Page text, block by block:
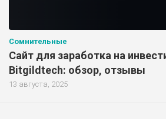
Сомнительные
Сайт для заработка на
Bitgildtech: обзор, отзывы
13 августа, 2025